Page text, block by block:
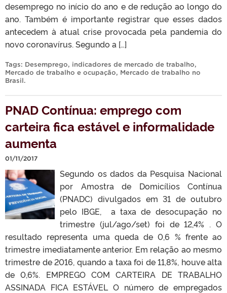
desemprego no início do ano e de redução ao longo do
ano. Também é importante registrar que esses dados
antecedem à atual crise provocada pela pandemia do
novo coronavírus. Segundo a […]
Tags: Desemprego, indicadores de mercado de trabalho,
Mercado de trabalho e ocupação, Mercado de trabalho no
Brasil.
PNAD Contínua: emprego com
carteira fica estável e informalidade
aumenta
01/11/2017
Segundo os dados da Pesquisa Nacional
por Amostra de Domicílios Contínua
(PNADC) divulgados em 31 de outubro
pelo IBGE, a taxa de desocupação no
trimestre (jul/ago/set) foi de 12,4% . O
resultado representa uma queda de 0,6 % frente ao
trimestre imediatamente anterior. Em relação ao mesmo
trimestre de 2016, quando a taxa foi de 11,8%, houve alta
de 0,6%. EMPREGO COM CARTEIRA DE TRABALHO
ASSINADA FICA ESTÁVEL O número de empregados